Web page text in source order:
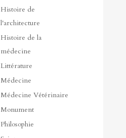
Histoire de
l'architecture
Histoire de la
médecine
Littérature
Médecine
Médecine Vétérinaire
Monument
Philosophie